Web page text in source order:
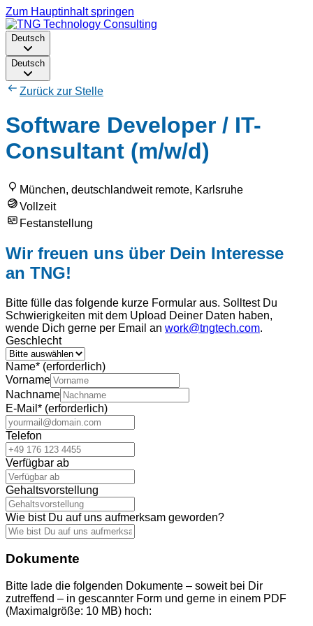
Zum Hauptinhalt springen
Deutsch
Deutsch
Zurück zur Stelle
Software Developer / IT-
Consultant (m/w/d)
München, deutschlandweit remote, Karlsruhe
Vollzeit
Festanstellung
Wir freuen uns über Dein Interesse
an TNG!
Bitte fülle das folgende kurze Formular aus. Solltest Du
Schwierigkeiten mit dem Upload Deiner Daten haben,
wende Dich gerne per Email an work@tngtech.com.
Geschlecht
Name* (erforderlich)
Vorname
Nachname
E-Mail * (erforderlich)
Telefon
Verfügbar ab
Gehaltsvorstellung
Wie bist Du auf uns aufmerksam geworden?
Dokumente
Bitte lade die folgenden Dokumente – soweit bei Dir
zutreffend – in gescannter Form und gerne in einem PDF
(Maximalgröße: 10 MB) hoch: